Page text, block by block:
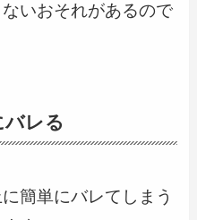
いおそれがあるので
レる
簡単にバレてしまう